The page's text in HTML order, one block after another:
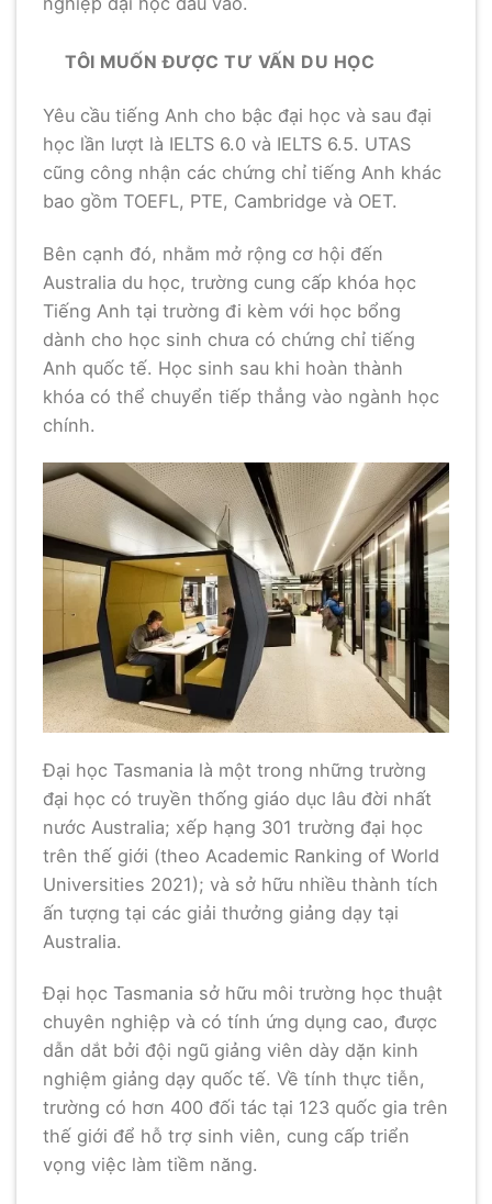
TÔI MUỐN ĐƯỢC TƯ VẤN DU HỌC
Yêu cầu tiếng Anh cho bậc đại học và sau đại
học lần lượt là IELTS 6.0 và IELTS 6.5. UTAS
cũng công nhận các chứng chỉ tiếng Anh khác
bao gồm TOEFL, PTE, Cambridge và OET.
Bên cạnh đó, nhằm mở rộng cơ hội đến
Australia du học, trường cung cấp khóa học
Tiếng Anh tại trường đi kèm với học bổng
dành cho học sinh chưa có chứng chỉ tiếng
Anh quốc tế. Học sinh sau khi hoàn thành
khóa có thể chuyển tiếp thẳng vào ngành học
chính.
Đại học Tasmania là một trong những trường
đại học có truyền thống giáo dục lâu đời nhất
nước Australia; xếp hạng 301 trường đại học
trên thế giới (theo Academic Ranking of World
Universities 2021); và sở hữu nhiều thành tích
ấn tượng tại các giải thưởng giảng dạy tại
Australia.
Đại học Tasmania sở hữu môi trường học thuật
chuyên nghiệp và có tính ứng dụng cao, được
dẫn dắt bởi đội ngũ giảng viên dày dặn kinh
nghiệm giảng dạy quốc tế. Về tính thực tiễn,
trường có hơn 400 đối tác tại 123 quốc gia trên
thế giới để hỗ trợ sinh viên, cung cấp triển
vọng việc làm tiềm năng.